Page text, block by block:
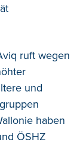
ruft wegen
und
haben
ÖSHZ